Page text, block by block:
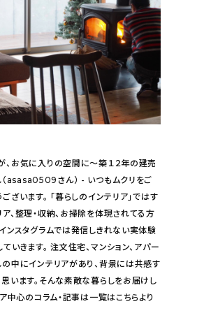
、お気に入りの空間に〜築１２年の建売
asasa0509さん） - いつもムクリをご
ざいます。 「暮らしのインテリア」ではす
、整理・収納、お掃除を体現されてる方
ンスタグラムでは発信しきれない実体験
いきます。 注文住宅、マンション、アパー
の中にインテリアがあり、背景には共感す
います。そんな素敵な暮らしをお届けし
中心のコラム・記事は一覧はこちらより